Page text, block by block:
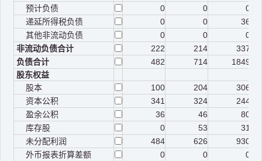
预计负债
0 0
0
递延所得税负债
0 0
36
其他非流动负债
0 0
0
非流动负债合计
222 214
337
负债合计
482 714
1849
股东权益
股本
100 204
306
资本公积
341 324
244
盈余公积
36 46
80
库存股
0 53
31
未分配利润
484 626
930
外币报表折算差额
0 0
0